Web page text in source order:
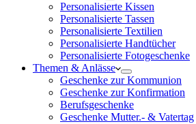
Personalisierte Kissen
Personalisierte Tassen
Personalisierte Textilien
Personalisierte Handtücher
Personalisierte Fotogeschenke
Themen & Anlässe
Geschenke zur Kommunion
Geschenke zur Konfirmation
Berufsgeschenke
Geschenke Mutter.- & Vatertag